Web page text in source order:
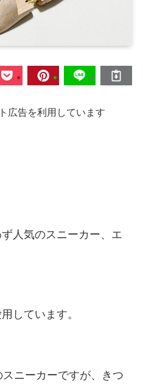
広告を利用しています
人気のスニーカー、エ
しています。
ニーカーですが、きつ